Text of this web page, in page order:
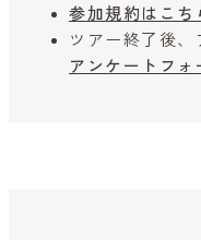
参加規約はこち
ツアー終了後、
アンケートフォ